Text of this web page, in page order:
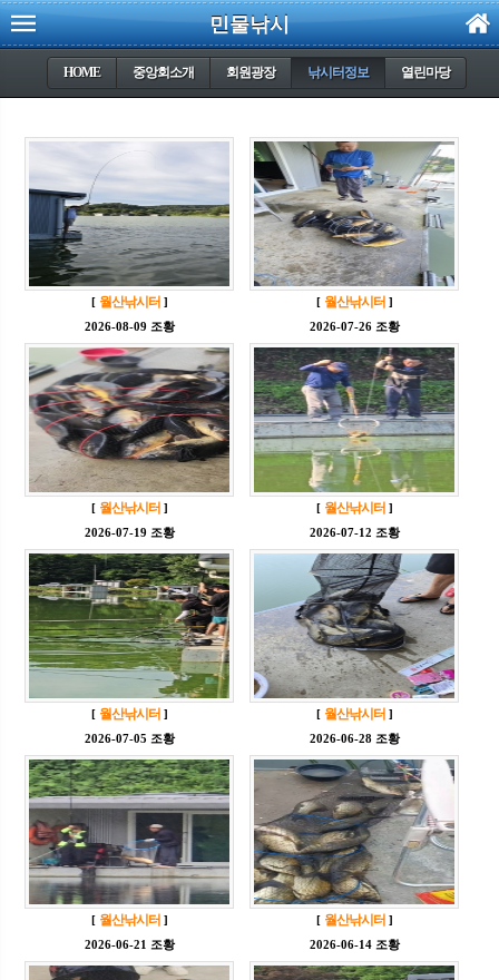
민물낚시
HOME 중앙회소개 회원광장 낚시터정보 열린마당
[ 월산낚시터 ]
2026-08-09 조황
[ 월산낚시터 ]
2026-07-26 조황
[ 월산낚시터 ]
2026-07-19 조황
[ 월산낚시터 ]
2026-07-12 조황
[ 월산낚시터 ]
2026-07-05 조황
[ 월산낚시터 ]
2026-06-28 조황
[ 월산낚시터 ]
2026-06-21 조황
[ 월산낚시터 ]
2026-06-14 조황